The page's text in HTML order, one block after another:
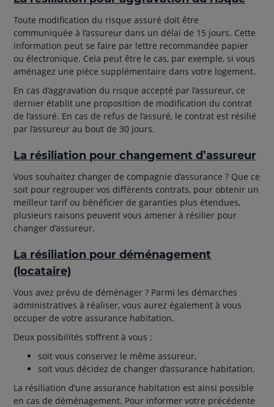
Toute modification du risque assuré doit être
communiquée à l’assureur dans un délai de 15 jours. Cette
information peut se faire par lettre recommandée papier
ou électronique. Cela peut être le cas, par exemple, si vous
aménagez une pièce supplémentaire dans votre logement.
En cas d’aggravation du risque accepté par l’assureur, ce
dernier établit une proposition de modification du contrat
de l’assuré. En cas de refus de l’assuré, le contrat est résilié
par l’assureur au bout de 30 jours.
La résiliation pour changement d’assureur
Vous souhaitez changer de compagnie d’assurance ? Que ce
soit pour regrouper vos différents contrats, pour obtenir un
meilleur tarif ou bénéficier de garanties plus étendues,
plusieurs raisons peuvent vous amener à résilier pour
changer d’assureur.
La résiliation pour déménagement
(locataire)
Vous avez prévu de déménager ? Parmi les démarches
administratives à réaliser, vous aurez également à vous
occuper de votre assurance habitation.
Deux possibilités s’offrent à vous :
soit vous conservez le même assureur,
soit vous décidez de changer d’assurance habitation.
La résiliation d’une assurance habitation est ainsi possible
en cas de déménagement. Pour informer votre précédente